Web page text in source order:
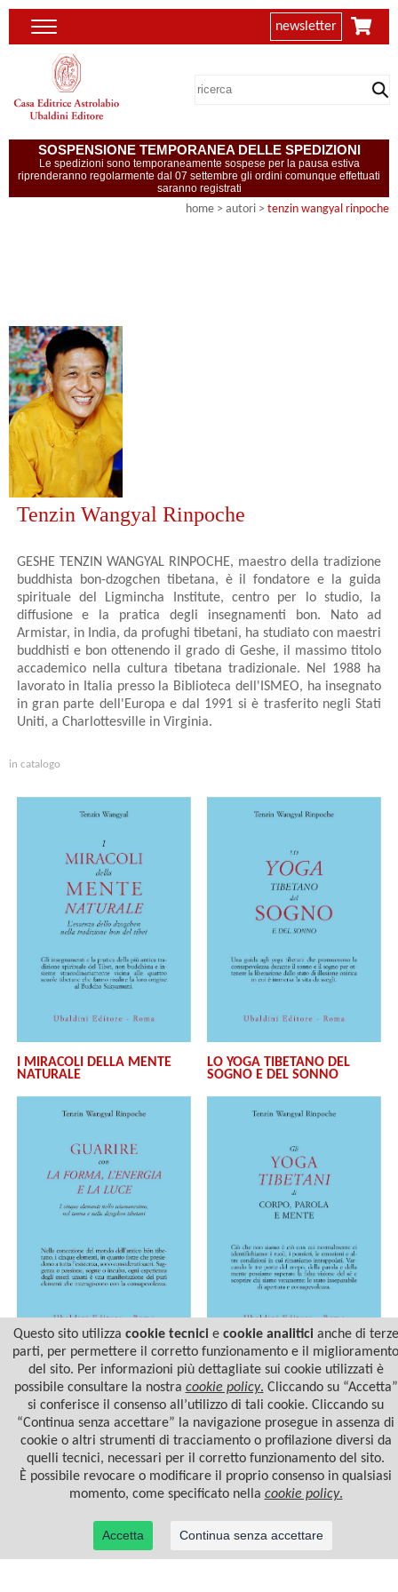
newsletter
SOSPENSIONE TEMPORANEA DELLE SPEDIZIONI
Le spedizioni sono temporaneamente sospese per la pausa estiva
riprenderanno regolarmente dal 07 settembre gli ordini comunque effettuati
saranno registrati
home > autori > tenzin wangyal rinpoche
Tenzin Wangyal Rinpoche
GESHE TENZIN WANGYAL RINPOCHE, maestro della tradizione
buddhista bon-dzogchen tibetana, è il fondatore e la guida
spirituale del Ligmincha Institute, centro per lo studio, la
diffusione e la pratica degli insegnamenti bon. Nato ad
Armistar, in India, da profughi tibetani, ha studiato con maestri
buddhisti e bon ottenendo il grado di Geshe, il massimo titolo
accademico nella cultura tibetana tradizionale. Nel 1988 ha
lavorato in Italia presso la Biblioteca dell'ISMEO, ha insegnato
in gran parte dell'Europa e dal 1991 si è trasferito negli Stati
Uniti, a Charlottesville in Virginia.
in catalogo
I MIRACOLI DELLA MENTE
NATURALE
LO YOGA TIBETANO DEL
SOGNO E DEL SONNO
GUARIRE CON LA FORMA,
L'ENERGIA E LA LUCE
GLI YOGA TIBETANI DI
CORPO, PAROLA E MENTE
Questo sito utilizza cookie tecnicie cookie analiticianche di terze
parti, per permettere il corretto funzionamento e il miglioramento
del sito. Per informazioni più dettagliate sui cookie utilizzati è
possibile consultare la nostra cookie policy. Cliccando su “Accetta”
si conferisce il consenso all’utilizzo di tali cookie. Cliccando su
“Continua senza accettare” la navigazione prosegue in assenza di
cookie o altri strumenti di tracciamento o profilazione diversi da
quelli tecnici, necessari per il corretto funzionamento del sito.
È possibile revocare o modificare il proprio consenso in qualsiasi
momento, come specificato nella cookie policy.
Accetta Continua senza accettare